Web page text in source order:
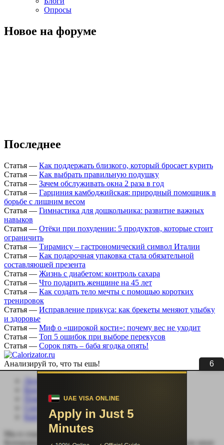
6
Опросы
Новое на форуме
Последнее
Статья — Как поддержать близкого, который бросает курить
Статья — Как выбрать правильную подушку
Статья — Зачем обслуживать окна 2 раза в год
Статья — Гарциния камбоджийская: природный помощник в
борьбе с лишним весом
Статья — Гимнастика для дошкольника: развитие важных
навыков
Статья — Отёки при похудении: 5 продуктов, которые стоит
ограничить
Статья — Тирамису – гастрономический символ Италии
Статья — Как подарочная упаковка стала обязательной
составляющей презента
Статья — Жизнь с диабетом: контроль сахара
Статья — Что подарить женщине на 45 лет
Статья — Как создать тело мечты с помощью коротких
тренировок
Статья — Исправление прикуса: как брекеты меняют улыбку
и здоровье
Статья — Миф о «широкой кости»: почему вес не уходит
Статья — Топ 5 ошибок при выборе перекусов
Статья — Сорок пять – баба ягодка опять!
Анализируй то, что ты ешь!
Личный кабинет
Помощь сайту
Соцсети
Карта сайта
Мы в социальных сетях:
Копирование, перепечатка (целиком или частично) или иное